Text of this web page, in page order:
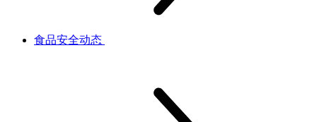
食品安全动态